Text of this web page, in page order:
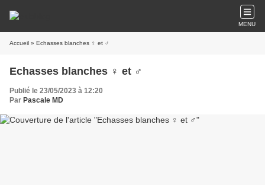
MENU
Accueil » Echasses blanches ♀ et ♂
Echasses blanches ♀ et ♂
Publié le 23/05/2023 à 12:20
Par Pascale MD